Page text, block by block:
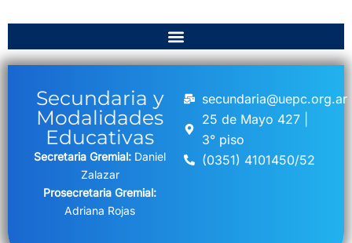
Secundaria y
Modalidades
Educativas
Secretaria Gremial: Daniel
Zalazar
Prosecretaria Gremial:
Adriana Rojas
secundaria@uepc.org.ar
25 de Mayo 427 |
3° piso
(0351) 4101450/52